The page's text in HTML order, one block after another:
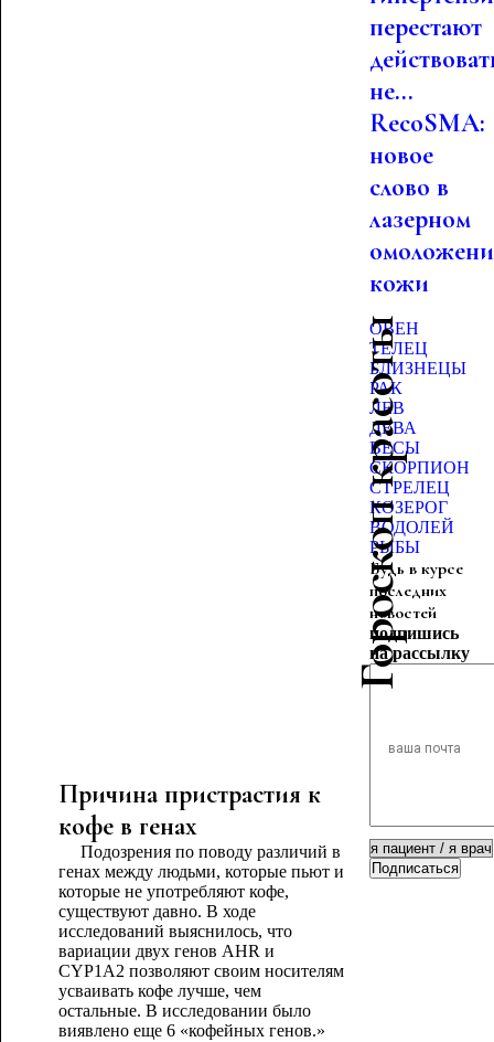
Причина пристрастия к
кофе в генах
Подозрения по поводу различий в
генах между людьми, которые пьют и
которые не употребляют кофе,
существуют давно. В ходе
исследований выяснилось, что
вариации двух генов AHR и
CYP1А2 позволяют своим носителям
усваивать кофе лучше, чем
остальные. В исследовании было
виявлено еще 6 «кофейных генов.»
перестают
не...
RecoSMA:
новое
слово в
лазерном
кожи
Гороскоп красоты
ОВЕН
ТЕЛЕЦ
БЛИЗНЕЦЫ
РАК
ЛЕВ
ДЕВА
ВЕСЫ
СКОРПИОН
СТРЕЛЕЦ
КОЗЕРОГ
ВОДОЛЕЙ
РЫБЫ
Будь в курсе
последних
новостей
подпишись
на рассылку
Подписаться